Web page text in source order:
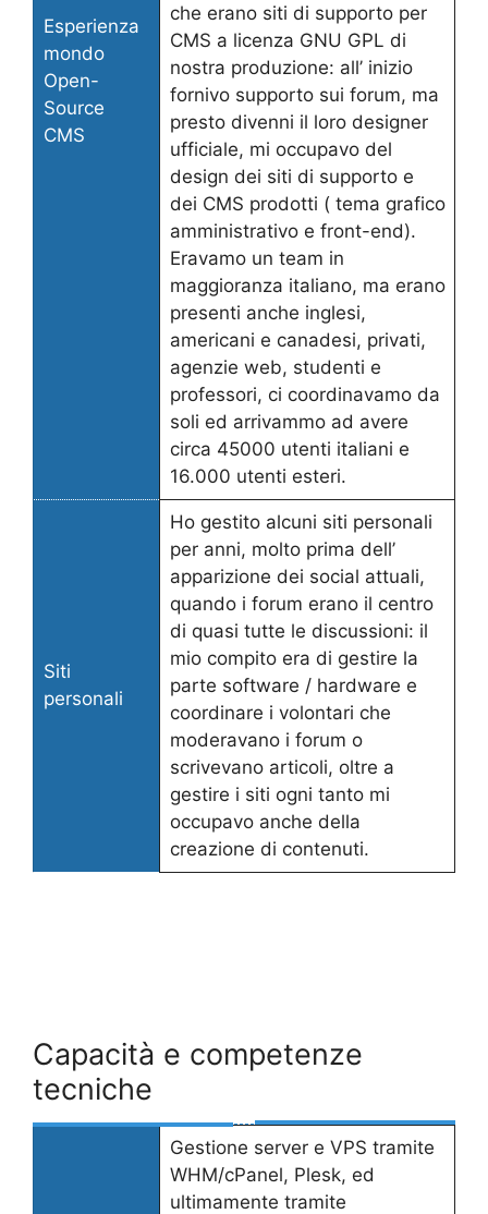
Esperienza
mondo
Open-
Source
CMS
che erano siti di supporto per
CMS a licenza GNU GPL di
nostra produzione: all’ inizio
fornivo supporto sui forum, ma
presto divenni il loro designer
ufficiale, mi occupavo del
design dei siti di supporto e
dei CMS prodotti ( tema grafico
amministrativo e front-end).
Eravamo un team in
maggioranza italiano, ma erano
presenti anche inglesi,
americani e canadesi, privati,
agenzie web, studenti e
professori, ci coordinavamo da
soli ed arrivammo ad avere
circa 45000 utenti italiani e
16.000 utenti esteri.
Siti
personali
Ho gestito alcuni siti personali
per anni, molto prima dell’
apparizione dei social attuali,
quando i forum erano il centro
di quasi tutte le discussioni: il
mio compito era di gestire la
parte software / hardware e
coordinare i volontari che
moderavano i forum o
scrivevano articoli, oltre a
gestire i siti ogni tanto mi
occupavo anche della
creazione di contenuti.
Capacità e competenze
tecniche
Gestione server e VPS tramite
WHM/cPanel, Plesk, ed
ultimamente tramite